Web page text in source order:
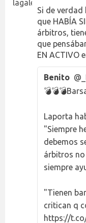
Si de
que HABÍA
árbitros,
que
EN ACTIVO
Benito
Laporta
"Siempre
debemos
árbitros no
siempre
"Tienen
critican q
https://